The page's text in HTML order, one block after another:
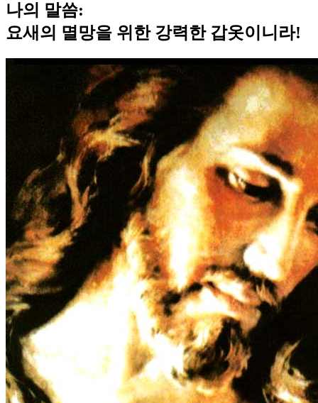
나의 말씀:
요새의 멸망을 위한 강력한 갑옷이니라!